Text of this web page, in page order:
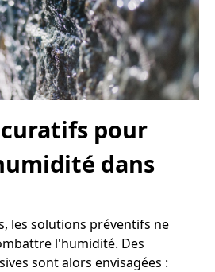
pour
dans
les solutions préventifs ne
l'humidité. Des
sont alors envisagées :